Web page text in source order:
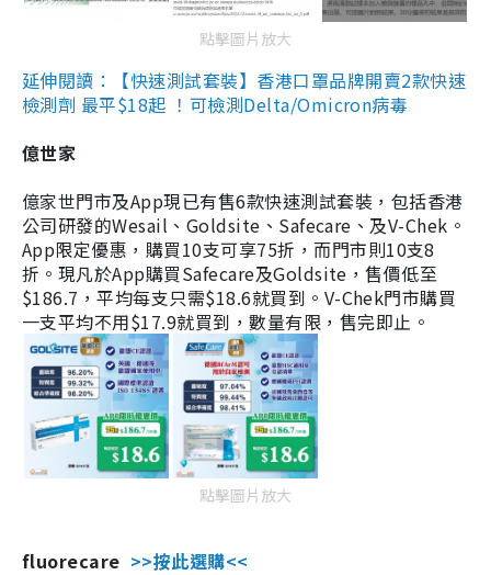
點擊圖片放大
延伸閱讀：【快速測試套裝】香港口罩品牌開賣2款快速
檢測劑 最平$18起 ！可檢測Delta/Omicron病毒
億世家
億家世門市及App現已有售6款快速測試套裝，包括香港
公司研發的Wesail、Goldsite、Safecare、及V-Chek。
App限定優惠，購買10支可享75折，而門市則10支8
折。現凡於App購買Safecare及Goldsite，售價低至
$186.7，平均每支只需$18.6就買到。V-Chek門市購買
一支平均不用$17.9就買到，數量有限，售完即止。
點擊圖片放大
fluorecare >>按此選購<<